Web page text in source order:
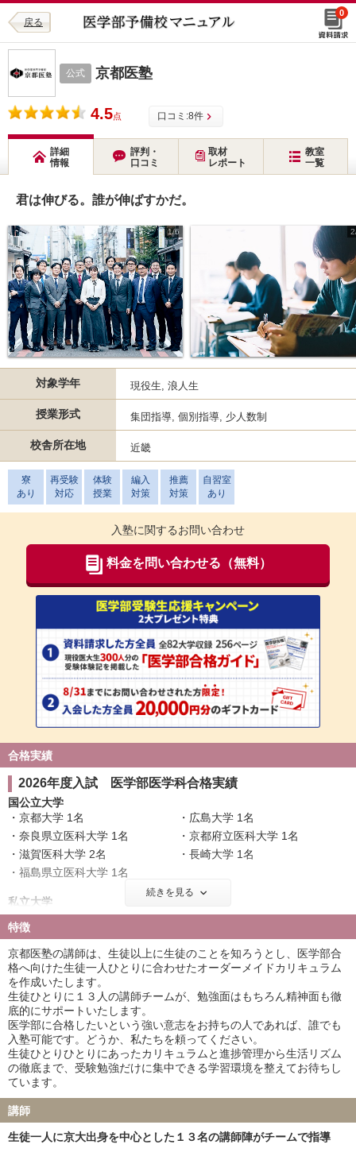
戻る
0
公式 京都医塾
4.5点 口コミ:8件
詳細
情報
評判・
口コミ
取材
レポート
教室
一覧
君は伸びる。誰が伸ばすかだ。
1/6
対象学年 現役生, 浪人生
授業形式 集団指導, 個別指導, 少人数制
校舎所在地 近畿
寮
あり
再受験
対応
体験
授業
編入
対策
推薦
対策
自習室
あり
入塾に関するお問い合わせ
料金を問い合わせる（無料）
合格実績
2026年度入試 医学部医学科合格実績
国公立大学
京都大学 1名
広島大学 1名
奈良県立医科大学 1名
京都府立医科大学 1名
滋賀医科大学 2名
長崎大学 1名
福島県立医科大学 1名
私立大学
慶應義塾大学 1名
順天堂大学 1名
日本医科大学 1名
関西医科大学 9名
国際医療福祉大学 4名
自治医科大学 1名
東京医科大学 1名
帝京大学 5名
近畿大学 7名
愛知医科大学 10名
杏林大学 1名
日本大学 1名
兵庫医科大学 13名
聖マリアンナ医科大学 9名
東海大学 1名
金沢医科大学 13名
福岡大学 6名
久留米大学 7名
岩手医科大学 6名
埼玉医科大学 5名
東京女子医科大学 1名
川崎医科大学 11名
続きを見る
特徴
京都医塾の講師は、生徒以上に生徒のことを知ろうとし、医学部合
格へ向けた生徒一人ひとりに合わせたオーダーメイドカリキュラム
を作成いたします。
生徒ひとりに１３人の講師チームが、勉強面はもちろん精神面も徹
底的にサポートいたします。
医学部に合格したいという強い意志をお持ちの人であれば、誰でも
入塾可能です。どうか、私たちを頼ってください。
生徒ひとりひとりにあったカリキュラムと進捗管理から生活リズム
の徹底まで、受験勉強だけに集中できる学習環境を整えてお待ちし
ています。
講師
生徒一人に京大出身を中心とした１３名の講師陣がチームで指導